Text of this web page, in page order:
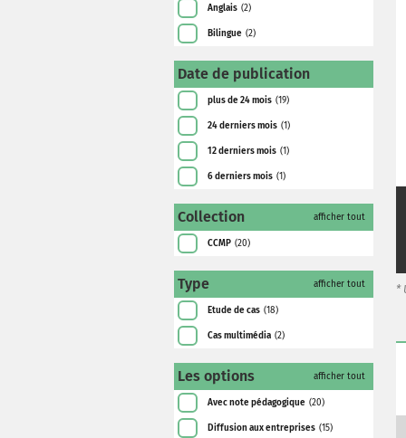
*
Anglais (2)
Bilingue (2)
Date de publication
plus de 24 mois (19)
24 derniers mois (1)
12 derniers mois (1)
6 derniers mois (1)
Collection afficher tout
CCMP (20)
Type afficher tout
Etude de cas (18)
Cas multimédia (2)
Les options afficher tout
Avec note pédagogique (20)
Diffusion aux entreprises (15)